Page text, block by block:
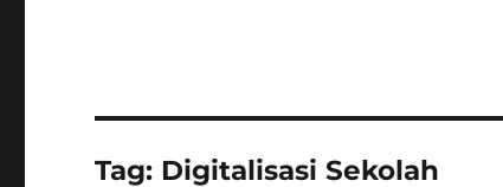
Tag: Digitalisasi Sekolah